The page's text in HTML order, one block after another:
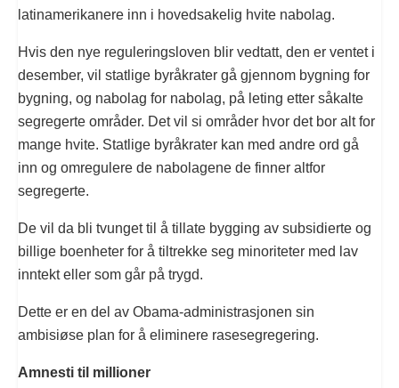
latinamerikanere inn i hovedsakelig hvite nabolag.
Hvis den nye reguleringsloven blir vedtatt, den er ventet i
desember, vil statlige byråkrater gå gjennom bygning for
bygning, og nabolag for nabolag, på leting etter såkalte
segregerte områder. Det vil si områder hvor det bor alt for
mange hvite. Statlige byråkrater kan med andre ord gå
inn og omregulere de nabolagene de finner altfor
segregerte.
De vil da bli tvunget til å tillate bygging av subsidierte og
billige boenheter for å tiltrekke seg minoriteter med lav
inntekt eller som går på trygd.
Dette er en del av Obama-administrasjonen sin
ambisiøse plan for å eliminere rasesegregering.
Amnesti til millioner